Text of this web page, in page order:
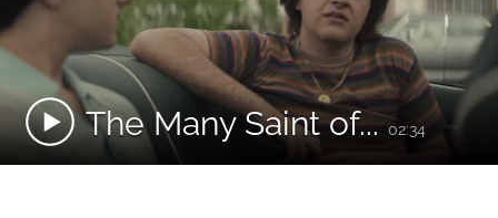
The Many Saint of...02:34